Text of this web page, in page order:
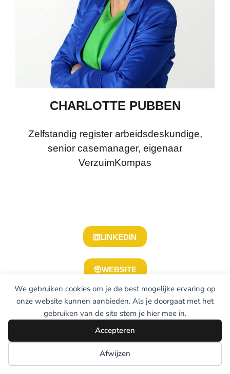
We gebruiken cookies om je de best mogelijke ervaring op
onze website kunnen aanbieden. Als je doorgaat met het
gebruiken van de site stem je hier mee in.
Accepteren
Afwijzen
CHARLOTTE PUBBEN
Zelfstandig register arbeidsdeskundige,
senior casemanager, eigenaar
VerzuimKompas
LINKEDIN
WEBSITE